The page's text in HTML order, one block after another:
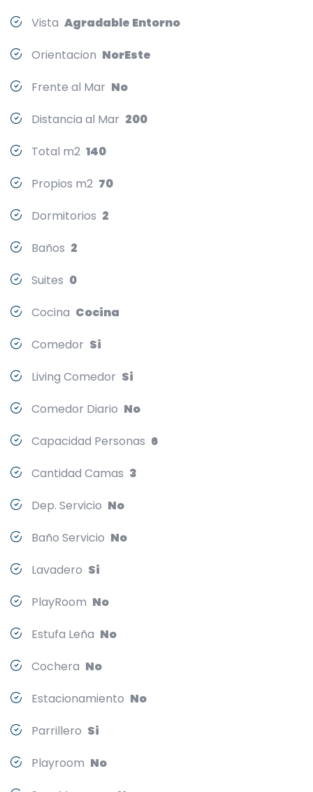
Vista Agradable Entorno
Orientacion NorEste
Frente al Mar No
Distancia al Mar 200
Total m2 140
Propios m2 70
Dormitorios 2
Baños 2
Suites 0
Cocina Cocina
Comedor Si
Living Comedor Si
Comedor Diario No
Capacidad Personas 6
Cantidad Camas 3
Dep. Servicio No
Baño Servicio No
Lavadero Si
PlayRoom No
Estufa Leña No
Cochera No
Estacionamiento No
Parrillero Si
Playroom No